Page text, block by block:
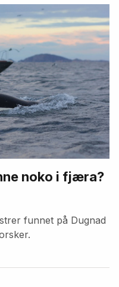
noko i fjæra?
funnet på Dugnad